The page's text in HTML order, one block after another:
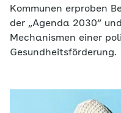
Kommunen erproben
der „Agenda 2030“
Mechanismen einer
Gesundheitsförderung.